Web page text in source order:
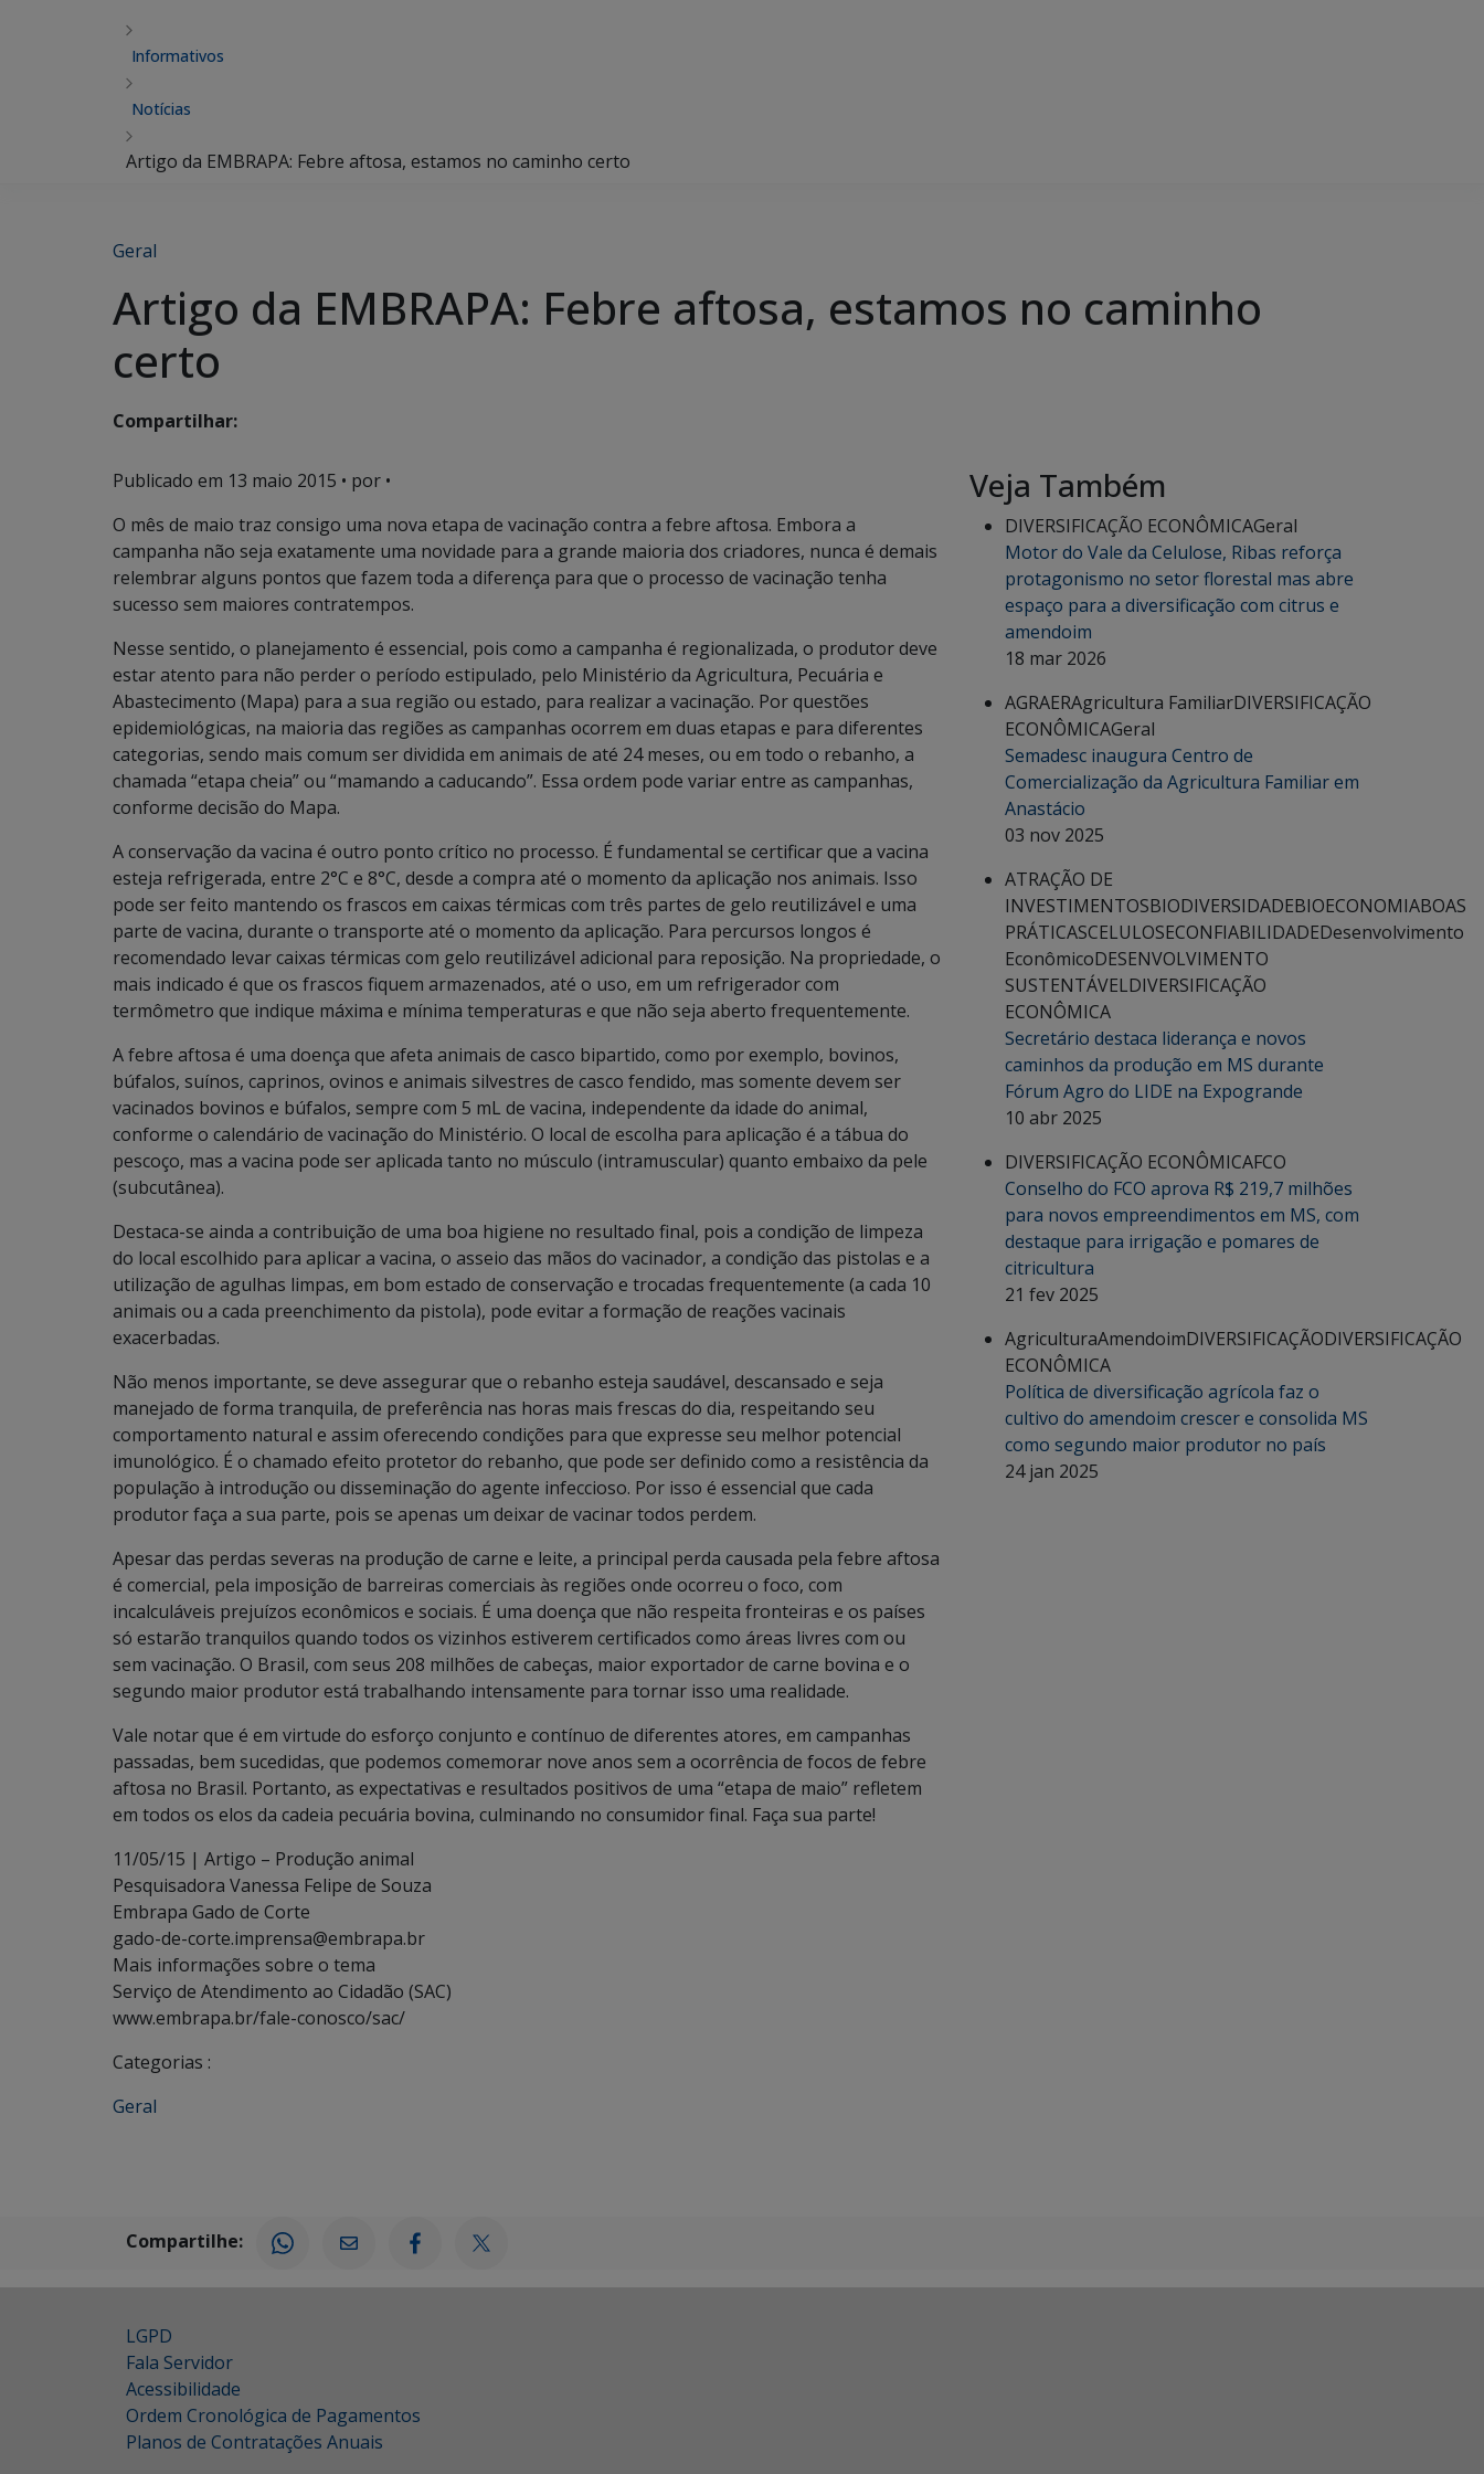
Informativos
Notícias
Artigo da EMBRAPA: Febre aftosa, estamos no caminho certo
Geral
Artigo da EMBRAPA: Febre aftosa, estamos no caminho
certo
Compartilhar:
Publicado em 13 maio 2015 • por •
O mês de maio traz consigo uma nova etapa de vacinação contra a febre aftosa. Embora a
campanha não seja exatamente uma novidade para a grande maioria dos criadores, nunca é demais
relembrar alguns pontos que fazem toda a diferença para que o processo de vacinação tenha
sucesso sem maiores contratempos.
Nesse sentido, o planejamento é essencial, pois como a campanha é regionalizada, o produtor deve
estar atento para não perder o período estipulado, pelo Ministério da Agricultura, Pecuária e
Abastecimento (Mapa) para a sua região ou estado, para realizar a vacinação. Por questões
epidemiológicas, na maioria das regiões as campanhas ocorrem em duas etapas e para diferentes
categorias, sendo mais comum ser dividida em animais de até 24 meses, ou em todo o rebanho, a
chamada “etapa cheia” ou “mamando a caducando”. Essa ordem pode variar entre as campanhas,
conforme decisão do Mapa.
A conservação da vacina é outro ponto crítico no processo. É fundamental se certificar que a vacina
esteja refrigerada, entre 2°C e 8°C, desde a compra até o momento da aplicação nos animais. Isso
pode ser feito mantendo os frascos em caixas térmicas com três partes de gelo reutilizável e uma
parte de vacina, durante o transporte até o momento da aplicação. Para percursos longos é
recomendado levar caixas térmicas com gelo reutilizável adicional para reposição. Na propriedade, o
mais indicado é que os frascos fiquem armazenados, até o uso, em um refrigerador com
termômetro que indique máxima e mínima temperaturas e que não seja aberto frequentemente.
A febre aftosa é uma doença que afeta animais de casco bipartido, como por exemplo, bovinos,
búfalos, suínos, caprinos, ovinos e animais silvestres de casco fendido, mas somente devem ser
vacinados bovinos e búfalos, sempre com 5 mL de vacina, independente da idade do animal,
conforme o calendário de vacinação do Ministério. O local de escolha para aplicação é a tábua do
pescoço, mas a vacina pode ser aplicada tanto no músculo (intramuscular) quanto embaixo da pele
(subcutânea).
Destaca-se ainda a contribuição de uma boa higiene no resultado final, pois a condição de limpeza
do local escolhido para aplicar a vacina, o asseio das mãos do vacinador, a condição das pistolas e a
utilização de agulhas limpas, em bom estado de conservação e trocadas frequentemente (a cada 10
animais ou a cada preenchimento da pistola), pode evitar a formação de reações vacinais
exacerbadas.
Não menos importante, se deve assegurar que o rebanho esteja saudável, descansado e seja
manejado de forma tranquila, de preferência nas horas mais frescas do dia, respeitando seu
comportamento natural e assim oferecendo condições para que expresse seu melhor potencial
imunológico. É o chamado efeito protetor do rebanho, que pode ser definido como a resistência da
população à introdução ou disseminação do agente infeccioso. Por isso é essencial que cada
produtor faça a sua parte, pois se apenas um deixar de vacinar todos perdem.
Apesar das perdas severas na produção de carne e leite, a principal perda causada pela febre aftosa
é comercial, pela imposição de barreiras comerciais às regiões onde ocorreu o foco, com
incalculáveis prejuízos econômicos e sociais. É uma doença que não respeita fronteiras e os países
só estarão tranquilos quando todos os vizinhos estiverem certificados como áreas livres com ou
sem vacinação. O Brasil, com seus 208 milhões de cabeças, maior exportador de carne bovina e o
segundo maior produtor está trabalhando intensamente para tornar isso uma realidade.
Vale notar que é em virtude do esforço conjunto e contínuo de diferentes atores, em campanhas
passadas, bem sucedidas, que podemos comemorar nove anos sem a ocorrência de focos de febre
aftosa no Brasil. Portanto, as expectativas e resultados positivos de uma “etapa de maio” refletem
em todos os elos da cadeia pecuária bovina, culminando no consumidor final. Faça sua parte!
11/05/15 | Artigo – Produção animal
Pesquisadora Vanessa Felipe de Souza
Embrapa Gado de Corte
gado-de-corte.imprensa@embrapa.br
Mais informações sobre o tema
Serviço de Atendimento ao Cidadão (SAC)
www.embrapa.br/fale-conosco/sac/
Categorias :
Geral
Veja Também
DIVERSIFICAÇÃO ECONÔMICAGeral
Motor do Vale da Celulose, Ribas reforça
protagonismo no setor florestal mas abre
espaço para a diversificação com citrus e
amendoim
18 mar 2026
AGRAERAgricultura FamiliarDIVERSIFICAÇÃO
ECONÔMICAGeral
Semadesc inaugura Centro de
Comercialização da Agricultura Familiar em
Anastácio
03 nov 2025
ATRAÇÃO DE
INVESTIMENTOSBIODIVERSIDADEBIOECONOMIABOAS
PRÁTICASCELULOSECONFIABILIDADEDesenvolvimento
EconômicoDESENVOLVIMENTO
SUSTENTÁVELDIVERSIFICAÇÃO
ECONÔMICA
Secretário destaca liderança e novos
caminhos da produção em MS durante
Fórum Agro do LIDE na Expogrande
10 abr 2025
DIVERSIFICAÇÃO ECONÔMICAFCO
Conselho do FCO aprova R$ 219,7 milhões
para novos empreendimentos em MS, com
destaque para irrigação e pomares de
citricultura
21 fev 2025
AgriculturaAmendoimDIVERSIFICAÇÃODIVERSIFICAÇÃO
ECONÔMICA
Política de diversificação agrícola faz o
cultivo do amendoim crescer e consolida MS
como segundo maior produtor no país
24 jan 2025
Compartilhe:
LGPD
Fala Servidor
Acessibilidade
Ordem Cronológica de Pagamentos
Planos de Contratações Anuais